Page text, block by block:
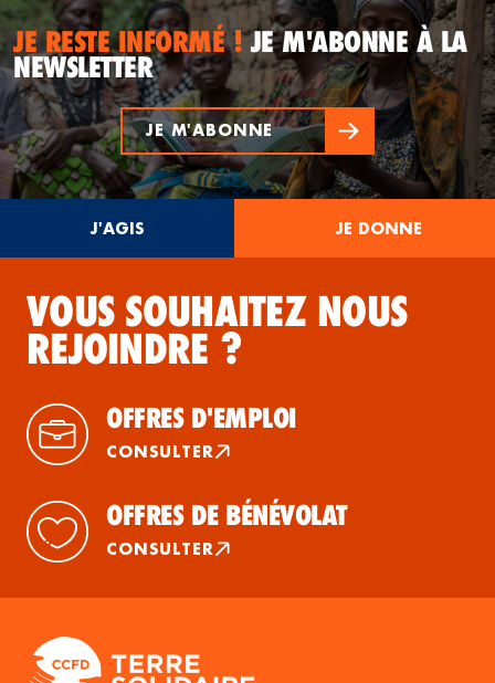
JE RESTE INFORMÉ !JE M'ABONNE À LA
NEWSLETTER
JE M'ABONNE
J'AGIS JE DONNE
VOUS SOUHAITEZ NOUS
REJOINDRE ?
OFFRES D'EMPLOI
CONSULTER
OFFRES DE BÉNÉVOLAT
CONSULTER